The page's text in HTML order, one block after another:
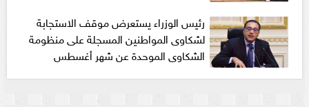
رئيس الوزراء يستعرض موقف الاستجابة
لشكاوى المواطنين المسجلة على منظومة
الشكاوى الموحدة عن شهر أغسطس